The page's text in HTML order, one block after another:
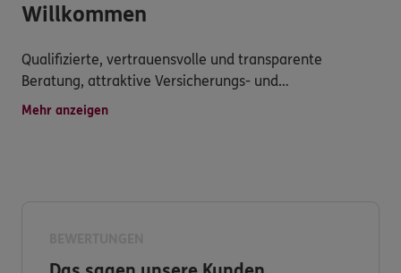
Willkommen
Qualifizierte, vertrauensvolle und transparente
Beratung, attraktive Versicherungs- und
Finanzdienstleistungsprodukte,persönliche Betreuung,
Mehr anzeigen